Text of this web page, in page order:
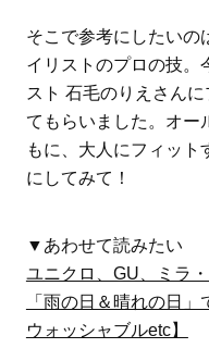
そこで参考にしたいの
イリストのプロの技。
スト 石毛のりえさん
てもらいました。オー
もに、大人にフィッ
にしてみて！
▼あわせて読みたい
ユニクロ、GU、ミラ
「雨の日＆晴れの日
ウォッシャブルetc】